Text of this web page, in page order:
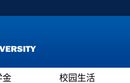
金 校园生活